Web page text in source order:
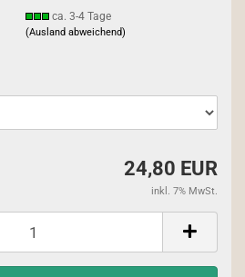
ca. 3-4 Tage
(Ausland abweichend)
24,80 EUR
inkl. 7% MwSt.